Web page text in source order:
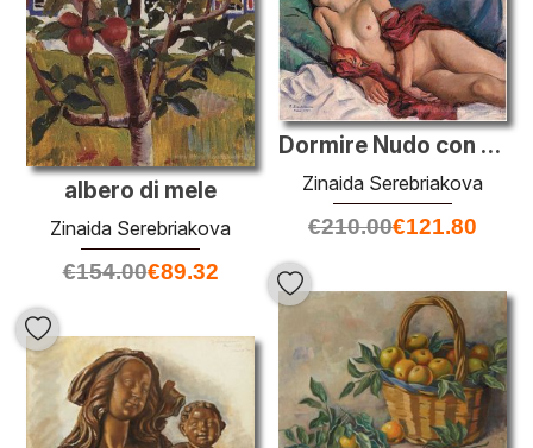
albero di mele
Zinaida Serebriakova
€154.00€89.32
Dormire Nudo con uno scialle rosso
Zinaida Serebriakova
€210.00€121.80